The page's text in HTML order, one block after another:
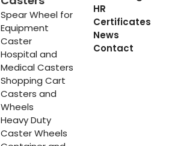
Spear Wheel for
Equipment
Caster
Hospital and
Medical Casters
Shopping Cart
Casters and
Wheels
Heavy Duty
Caster Wheels
HR
Certificates
News
Contact